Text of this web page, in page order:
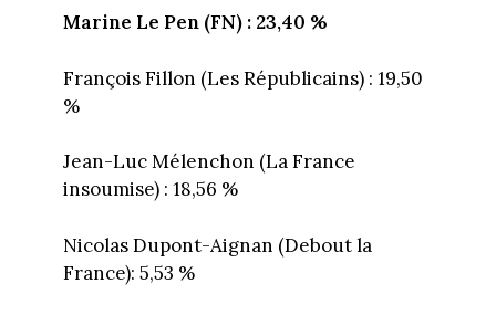
Marine Le Pen (FN) : 23,40 %
François Fillon (Les Républicains) : 19,50
%
Jean-Luc Mélenchon (La France
insoumise) : 18,56 %
Nicolas Dupont-Aignan (Debout la
France): 5,53 %